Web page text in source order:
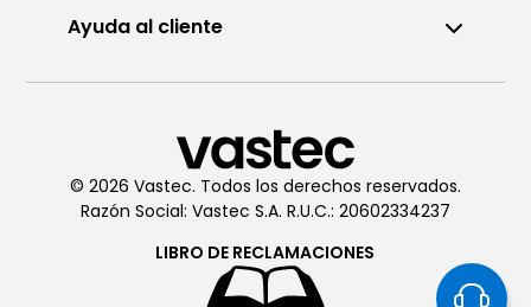
De Lunes a Viernes de 8:00am
a 6:00pm
Chatea conVastec
De Lunes a Viernes de 8:00am
a 6:00pm
Ayuda al cliente
© 2026 Vastec. Todos los derechos reservados.
Razón Social: Vastec S.A. R.U.C.: 20602334237
LIBRO DE RECLAMACIONES